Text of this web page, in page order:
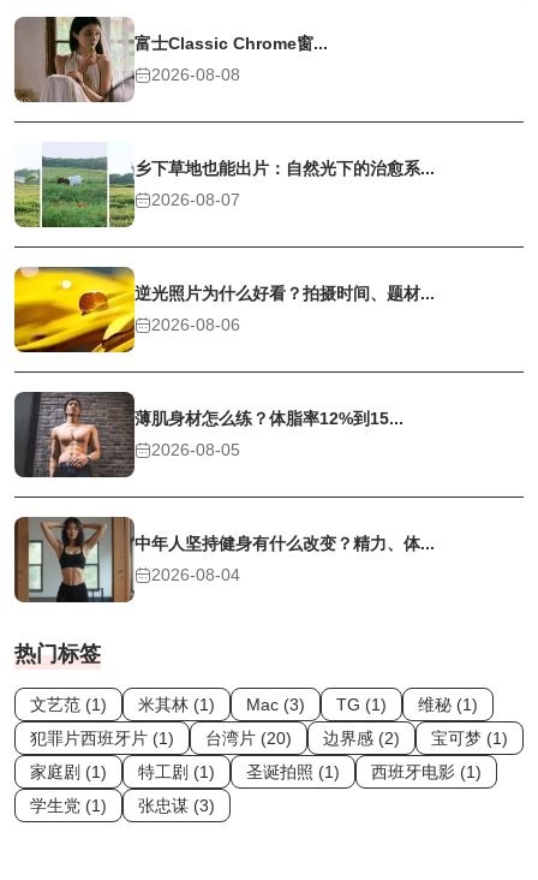
富士Classic Chrome窗...
2026-08-08
乡下草地也能出片：自然光下的治愈系...
2026-08-07
逆光照片为什么好看？拍摄时间、题材...
2026-08-06
薄肌身材怎么练？体脂率12%到15...
2026-08-05
中年人坚持健身有什么改变？精力、体...
2026-08-04
热门标签
文艺范 (1) 米其林 (1) Mac (3) TG (1)
维秘 (1)
犯罪片西班牙片 (1)
台湾片 (20) 边界感 (2)
宝可梦 (1)
家庭剧 (1)
特工剧 (1) 圣诞拍照 (1)
西班牙电影 (1)
学生党 (1)
张忠谋 (3)